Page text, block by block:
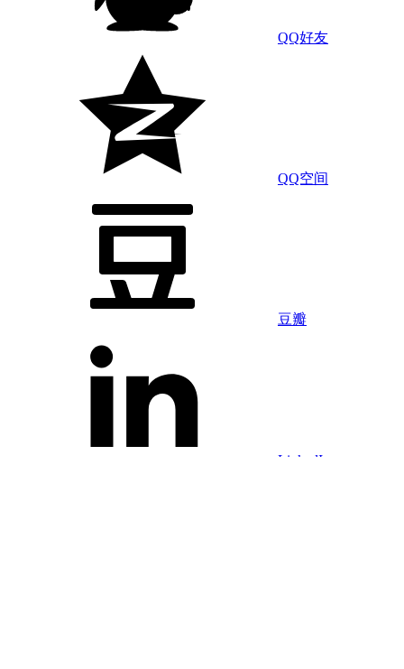
QQ好友
QQ空间
豆瓣
LinkedIn